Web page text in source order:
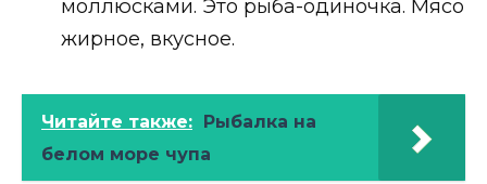
моллюсками. Это рыба-одиночка. Мясо
жирное, вкусное.
Читайте также: Рыбалка на
белом море чупа